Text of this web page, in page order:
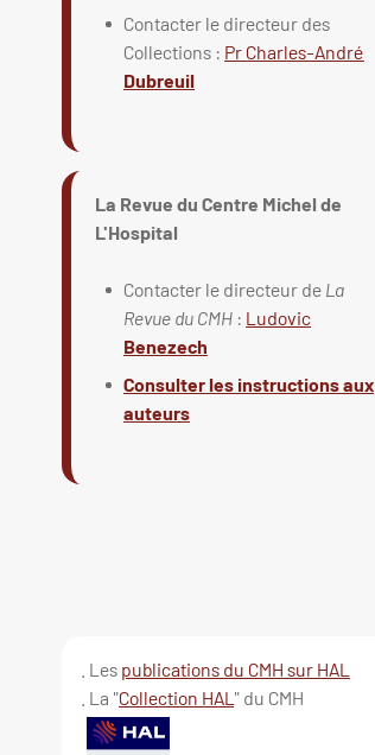
Contacter le directeur des
Collections : Pr Charles-André
Dubreuil
La Revue du Centre Michel de
L'Hospital
Contacter le directeur de La
Revue du CMH : Ludovic
Benezech
Consulter les instructions aux
auteurs
. Les publications du CMH sur HAL
. La "Collection HAL " du CMH